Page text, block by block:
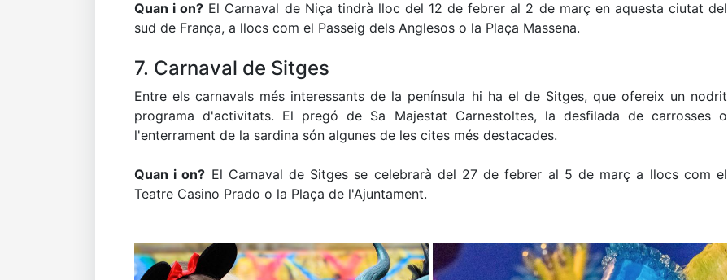
Quan i on? El Carnaval de Niça tindrà lloc del 12 de febrer al 2 de març en aquesta ciutat del
sud de França, a llocs com el Passeig dels Anglesos o la Plaça Massena.
7. Carnaval de Sitges
Entre els carnavals més interessants de la península hi ha el de Sitges, que ofereix un nodrit
programa d'activitats. El pregó de Sa Majestat Carnestoltes, la desfilada de carrosses o
l'enterrament de la sardina són algunes de les cites més destacades.
Quan i on? El Carnaval de Sitges se celebrarà del 27 de febrer al 5 de març a llocs com el
Teatre Casino Prado o la Plaça de l'Ajuntament.